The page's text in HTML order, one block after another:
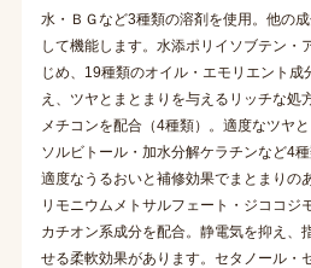
水・ＢＧなど3種類の溶剤を使用。他の
して機能します。水添ポリイソブテン・
じめ、19種類のオイル・エモリエント
え、ツヤとまとまりを与えるリッチな処
メチコンを配合（4種類）。適度なツヤ
ソルビトール・加水分解ケラチンなど4
適度なうるおいと補修効果でまとまりの
リモニウムメトサルフェート・ジココジ
カチオン系成分を配合。静電気を抑え、
せる柔軟効果があります。セタノール・